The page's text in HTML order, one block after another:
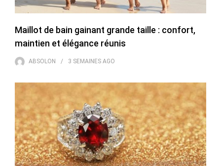
Maillot de bain gainant grande taille : confort,
maintien et élégance réunis
ABSOLON 3 SEMAINES AGO